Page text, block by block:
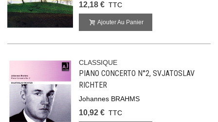
12,18 € TTC
Ajouter Au Panier
CLASSIQUE
PIANO CONCERTO N°2, SVJATOSLAV
RICHTER
Johannes BRAHMS
10,92 € TTC